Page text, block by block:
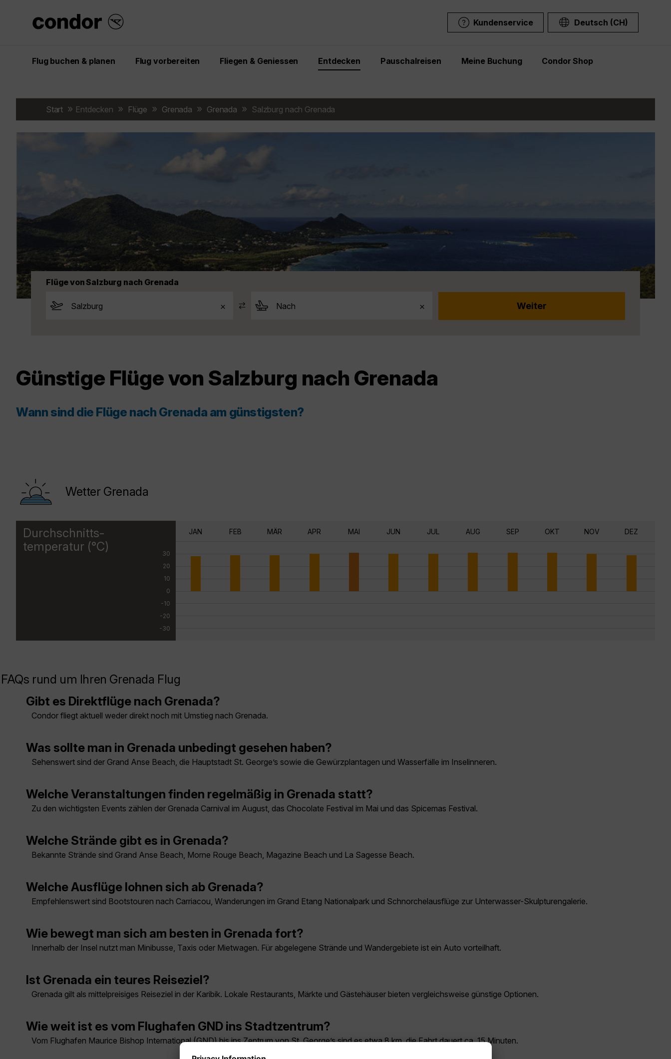
Kundenservice Deutsch (CH)
Flug buchen & planen Flug vorbereiten Fliegen & Geniessen Entdecken Pauschalreisen Meine Buchung Condor Shop
Start Entdecken Flüge Grenada Grenada Salzburg nach Grenada
Flüge von Salzburg nach Grenada
Günstige Flüge von Salzburg nach Grenada
Wann sind die Flüge nach Grenada am günstigsten?
Wetter Grenada
Durchschnitts-
temperatur (°C)
30
20
10
0
-10
-20
-30
JAN FEB MÄR APR MAI JUN JUL AUG SEP OKT NOV DEZ
FAQs rund um Ihren Grenada Flug
Gibt es Direktflüge nach Grenada?
Condor fliegt aktuell weder direkt noch mit Umstieg nach Grenada.
Was sollte man in Grenada unbedingt gesehen haben?
Sehenswert sind der Grand Anse Beach, die Hauptstadt St. George’s sowie die Gewürzplantagen und Wasserfälle im Inselinneren.
Welche Veranstaltungen finden regelmäßig in Grenada statt?
Zu den wichtigsten Events zählen der Grenada Carnival im August, das Chocolate Festival im Mai und das Spicemas Festival.
Welche Strände gibt es in Grenada?
Bekannte Strände sind Grand Anse Beach, Morne Rouge Beach, Magazine Beach und La Sagesse Beach.
Welche Ausflüge lohnen sich ab Grenada?
Empfehlenswert sind Bootstouren nach Carriacou, Wanderungen im Grand Etang Nationalpark und Schnorchelausflüge zur Unterwasser-Skulpturengalerie.
Wie bewegt man sich am besten in Grenada fort?
Innerhalb der Insel nutzt man Minibusse, Taxis oder Mietwagen. Für abgelegene Strände und Wandergebiete ist ein Auto vorteilhaft.
Ist Grenada ein teures Reiseziel?
Grenada gilt als mittelpreisiges Reiseziel in der Karibik. Lokale Restaurants, Märkte und Gästehäuser bieten vergleichsweise günstige Optionen.
Wie weit ist es vom Flughafen GND ins Stadtzentrum?
Vom Flughafen Maurice Bishop International (GND) bis ins Zentrum von St. George’s sind es etwa 8 km, die Fahrt dauert ca. 15 Minuten.